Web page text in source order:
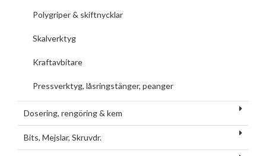
Polygriper & skiftnycklar
Skalverktyg
Kraftavbitare
Pressverktyg, låsringstänger, peanger
Dosering, rengöring & kem
Bits, Mejslar, Skruvdr.